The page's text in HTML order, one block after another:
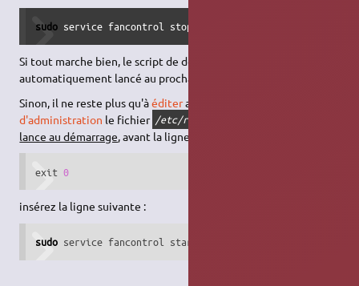
sudo service fancontrol stop
Si tout marche bien, le script de démarrage du service sera
automatiquement lancé au prochain démarrage d'Ubuntu.
Sinon, il ne reste plus qu'àéditeravec les
d'administration le fichier /etc/rc.local
lance au démarrage, avant la ligne :
exit 0
insérez la ligne suivante :
sudo service fancontrol start